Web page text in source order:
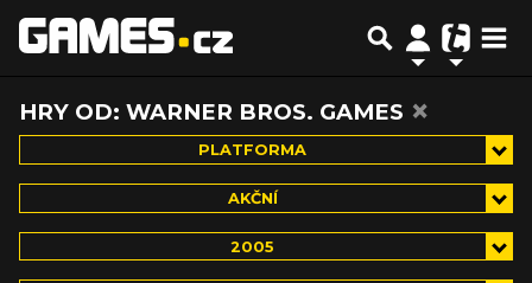
HRY OD: WARNER BROS. GAMES ×
PLATFORMA
AKČNÍ
2005